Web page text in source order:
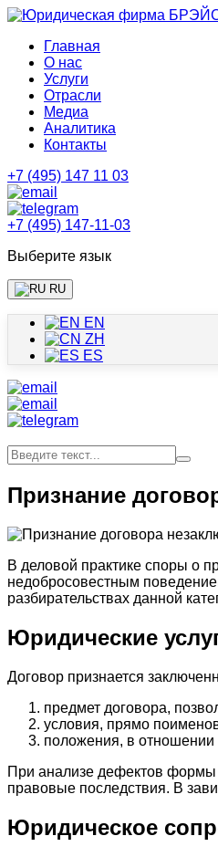
Главная
О нас
Услуги
Отрасли
Медиа
Аналитика
Контакты
+7 (495) 147 11 03
+7 (495) 147-11-03
Выберите язык
RU
EN
ZH
ES
Признание
В деловой практике споры о
недобросовестным
разбирательствах данной
Юридические
Договор признается
предмет договора,
условия, прямо
положения, в отношении
При анализе дефектов формы
правовые последствия. В
Юридическое